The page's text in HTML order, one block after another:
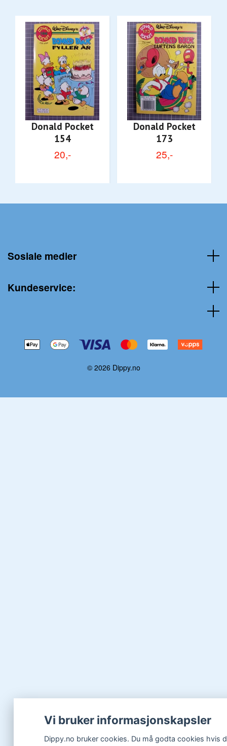
Donald Pocket
154
20,-
Donald Pocket
173
25,-
Sosiale medier
Kundeservice:
© 2026 Dippy.no
Vi bruker informasjonskapsler
Dippy.no bruker cookies. Du må godta cookies hvis